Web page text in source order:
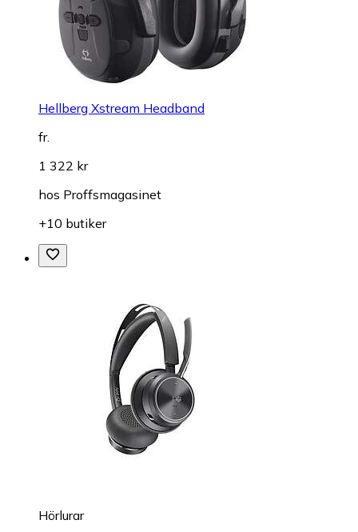
Hellberg Xstream Headband
fr.
1 322 kr
hos Proffsmagasinet
+10 butiker
Hörlurar